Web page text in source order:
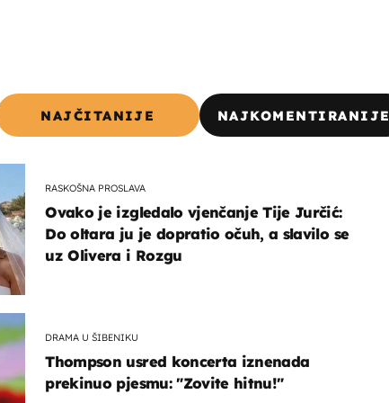
NAJČITANIJE NAJKOMENTIRANIJE
RASKOŠNA PROSLAVA
Ovako je izgledalo vjenčanje Tije Jurčić:
Do oltara ju je dopratio očuh, a slavilo se
uz Olivera i Rozgu
DRAMA U ŠIBENIKU
Thompson usred koncerta iznenada
prekinuo pjesmu: "Zovite hitnu!"